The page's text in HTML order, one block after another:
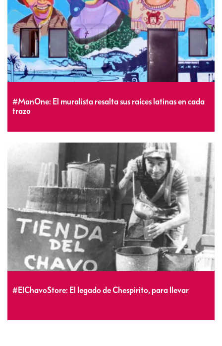
#ManOne: El muralista resalta sus raíces latinas en cada
trazo
#ElChavoStore: El legado de Chespirito, para llevar